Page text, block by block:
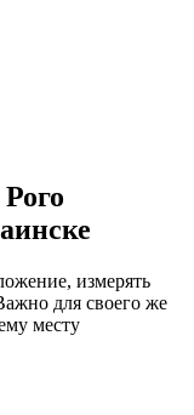
измерять
для своего же
месту